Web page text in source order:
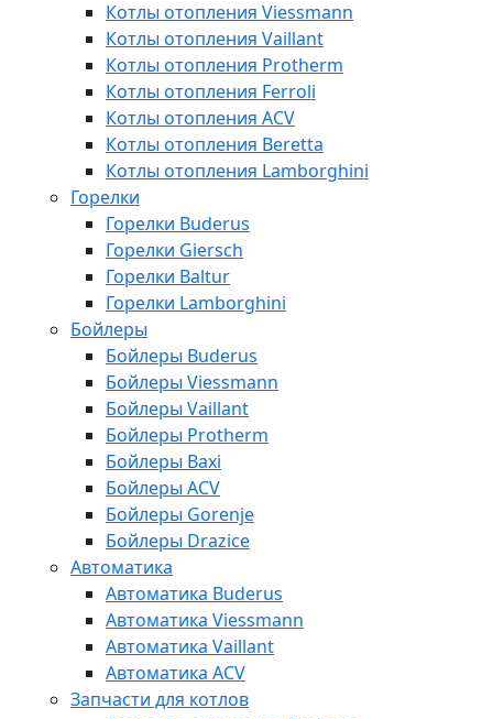
Котлы отопления Viessmann
Котлы отопления Vaillant
Котлы отопления Protherm
Котлы отопления Ferroli
Котлы отопления ACV
Котлы отопления Beretta
Котлы отопления Lamborghini
Горелки
Горелки Buderus
Горелки Giersch
Горелки Baltur
Горелки Lamborghini
Бойлеры
Бойлеры Buderus
Бойлеры Viessmann
Бойлеры Vaillant
Бойлеры Protherm
Бойлеры Baxi
Бойлеры ACV
Бойлеры Gorenje
Бойлеры Drazice
Автоматика
Автоматика Buderus
Автоматика Viessmann
Автоматика Vaillant
Автоматика ACV
Запчасти для котлов